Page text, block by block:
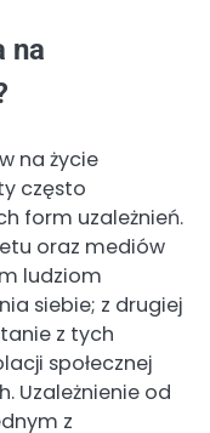
na
na życie
często
form uzależnień.
oraz mediów
ludziom
siebie; z drugiej
z tych
społecznej
Uzależnienie od
z